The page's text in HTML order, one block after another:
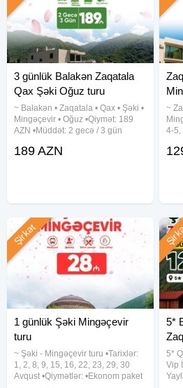
3 günlük Balakən Zaqatala
Qax Şəki Oğuz turu
~ Balakən • Zaqatala • Qax • Şəki •
Mingəçevir • Oğuz •Qiymət: 189
AZN •Müddət: 2 gecə / 3 gün
21, 26-27-28 Avqust ✓TURA
189 AZN
~
4-5,
1 günlük Şəki Mingəçevir
turu
~ Şəki - Mingəçevir turu •Tarixlər:
1, 2, 8, 9, 15, 16, 22, 23, 29, 30
Avqust •Qiymətlər: •Ekonom paket
Şirkət
5*
5*
Vip